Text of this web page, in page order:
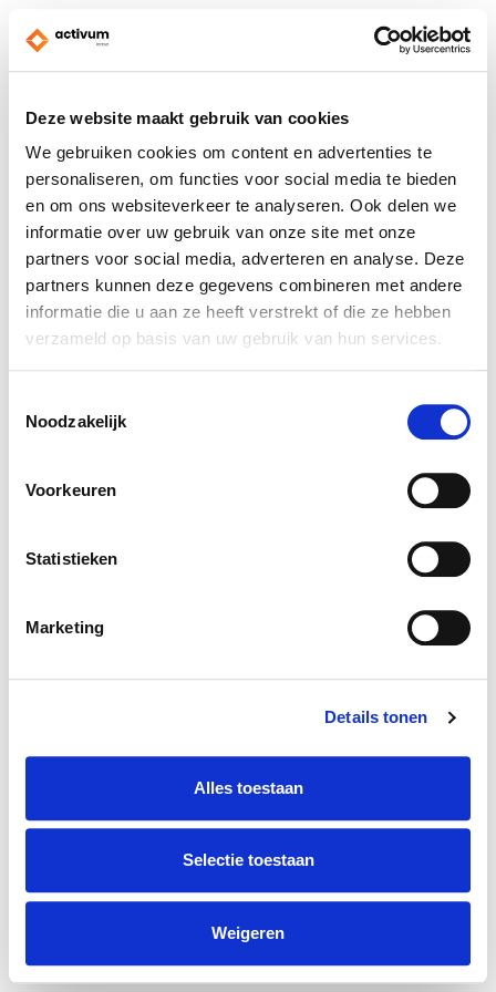
Deze website maakt gebruik van cookies
We gebruiken cookies om content en advertenties te
personaliseren, om functies voor social media te bieden
en om ons websiteverkeer te analyseren. Ook delen we
informatie over uw gebruik van onze site met onze
partners voor social media, adverteren en analyse. Deze
partners kunnen deze gegevens combineren met andere
informatie die u aan ze heeft verstrekt of die ze hebben
verzameld op basis van uw gebruik van hun services.
Noodzakelijk
Voorkeuren
Statistieken
Marketing
Details tonen
Alles toestaan
Selectie toestaan
Weigeren